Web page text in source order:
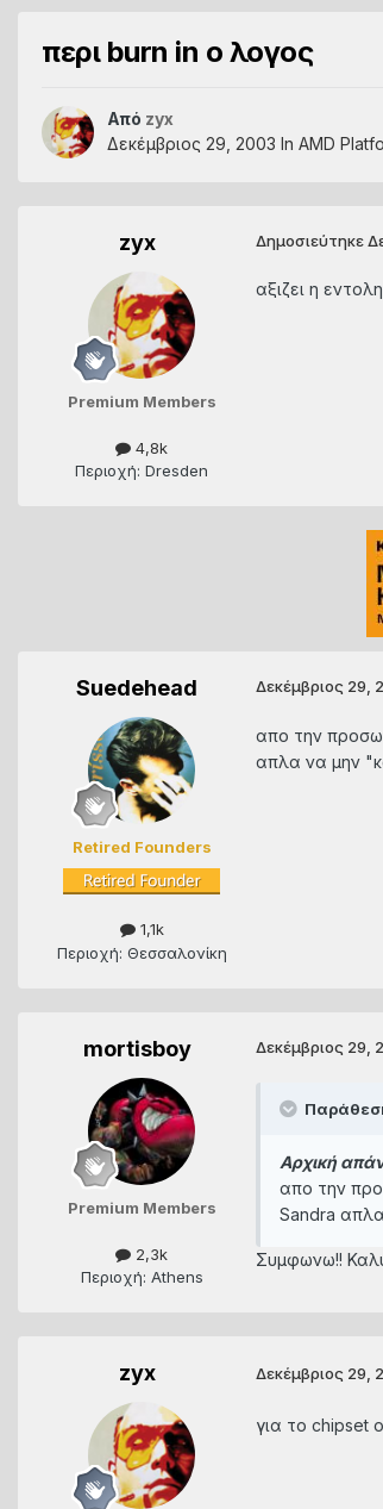
περι burn in ο λογος
Από zyx
Δεκέμβριος 29, 2003 In AMD
zyx
Premium Members
4,8k
Περιοχή: Dresden
Δημοσιεύτηκε
αξιζει η
Suedehead
Retired Founders
1,1k
Περιοχή: Θεσσαλονίκη
Δεκέμβριος 29,
απο την
απλα να μην
mortisboy
Premium Members
2,3k
Περιοχή: Athens
Δεκέμβριος 29,
Αρχική
απο την
Sandra
Συμφωνω!!
zyx Δεκέμβριος 29,
για το chipset